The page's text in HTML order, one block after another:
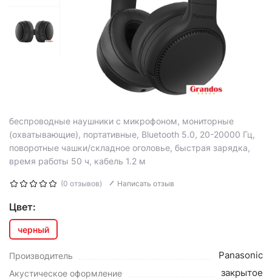
беспроводные наушники с микрофоном, мониторные
(охватывающие), портативные, Bluetooth 5.0, 20-20000 Гц,
поворотные чашки/складное оголовье, быстрая зарядка,
время работы 50 ч, кабель 1.2 м
(0 отзывов) Написать отзыв
Цвет:
черный
Производитель Panasonic
Акустическое оформление закрытое